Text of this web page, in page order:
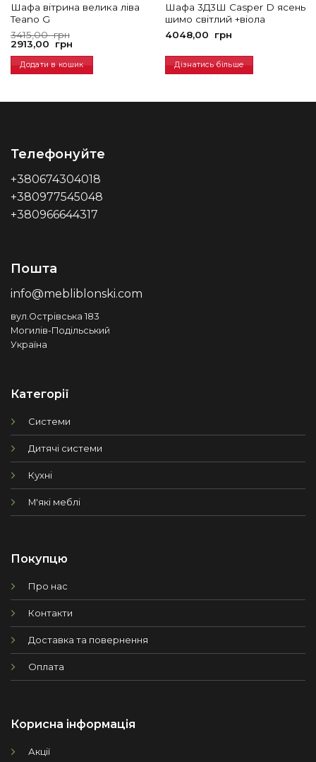
Шафа вітрина велика ліва
Teano G
3415,00грн
Оригінальна
ціна:
3415,00
грн.
2913,00 грн
Поточна
ціна:
2913,00
грн.
Додати в кошик
Шафа 3Д3Ш Casper D ясень
шимо світлий +віола
4048,00
грн
Дізнатись більше
Телефонуйте
+380674304018
+380977545048
+380966644317
Пошта
info@mebliblonski.com
вул.Острівська 183
Могилів-Подільський
Україна
Категорії
Системи
Дитячі системи
Кухні
М'які меблі
Покупцю
Про нас
Контакти
Доставка та повернення
Оплата
Корисна інформація
Акції